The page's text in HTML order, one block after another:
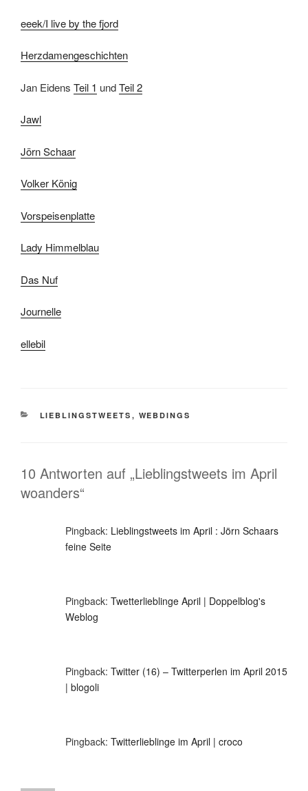
eeek/I live by the fjord
Herzdamengeschichten
Jan Eidens Teil 1 undTeil 2
Jawl
Jörn Schaar
Volker König
Vorspeisenplatte
Lady Himmelblau
Das Nuf
Journelle
ellebil
KATEGORIEN
LIEBLINGSTWEETS , WEBDINGS
10 Antworten auf „Lieblingstweets im April
woanders“
Pingback: Lieblingstweets im April : Jörn Schaars
feine Seite
Pingback: Twetterlieblinge April | Doppelblog's
Weblog
Pingback: Twitter (16) – Twitterperlen im April 2015
| blogoli
Pingback: Twitterlieblinge im April | croco